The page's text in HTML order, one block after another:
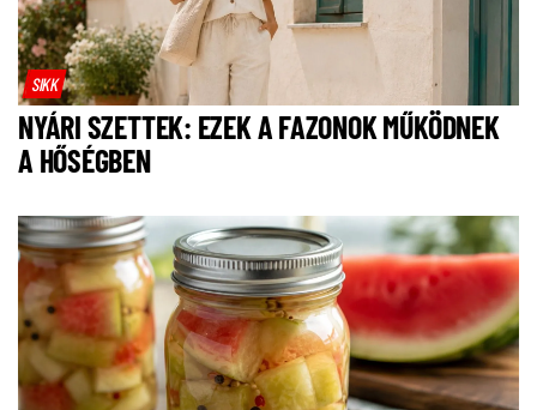
SIKK
NYÁRI SZETTEK: EZEK A FAZONOK MŰKÖDNEK
A HŐSÉGBEN